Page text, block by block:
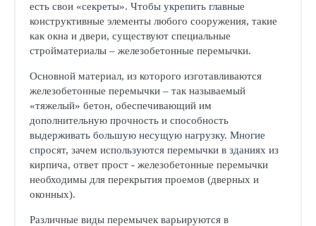
есть свои «секреты». Чтобы укрепить главные
конструктивные элементы любого сооружения, такие
как окна и двери, существуют специальные
стройматериалы – железобетонные перемычки.
Основной материал, из которого изготавливаются
железобетонные перемычки – так называемый
«тяжелый» бетон, обеспечивающий им
дополнительную прочность и способность
выдерживать большую несущую нагрузку. Многие
спросят, зачем используются перемычки в зданиях из
кирпича, ответ прост - железобетонные перемычки
необходимы для перекрытия проемов (дверных и
оконных).
Различные виды перемычек варьируются в